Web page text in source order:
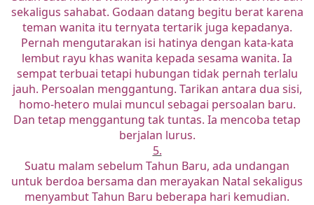
sekaligus sahabat. Godaan datang begitu berat karena
teman wanita itu ternyata tertarik juga kepadanya.
Pernah mengutarakan isi hatinya dengan kata-kata
lembut rayu khas wanita kepada sesama wanita. Ia
sempat terbuai tetapi hubungan tidak pernah terlalu
jauh. Persoalan menggantung. Tarikan antara dua sisi,
homo-hetero mulai muncul sebagai persoalan baru.
Dan tetap menggantung tak tuntas. Ia mencoba tetap
berjalan lurus.
5.
Suatu malam sebelum Tahun Baru, ada undangan
untuk berdoa bersama dan merayakan Natal sekaligus
menyambut Tahun Baru beberapa hari kemudian.